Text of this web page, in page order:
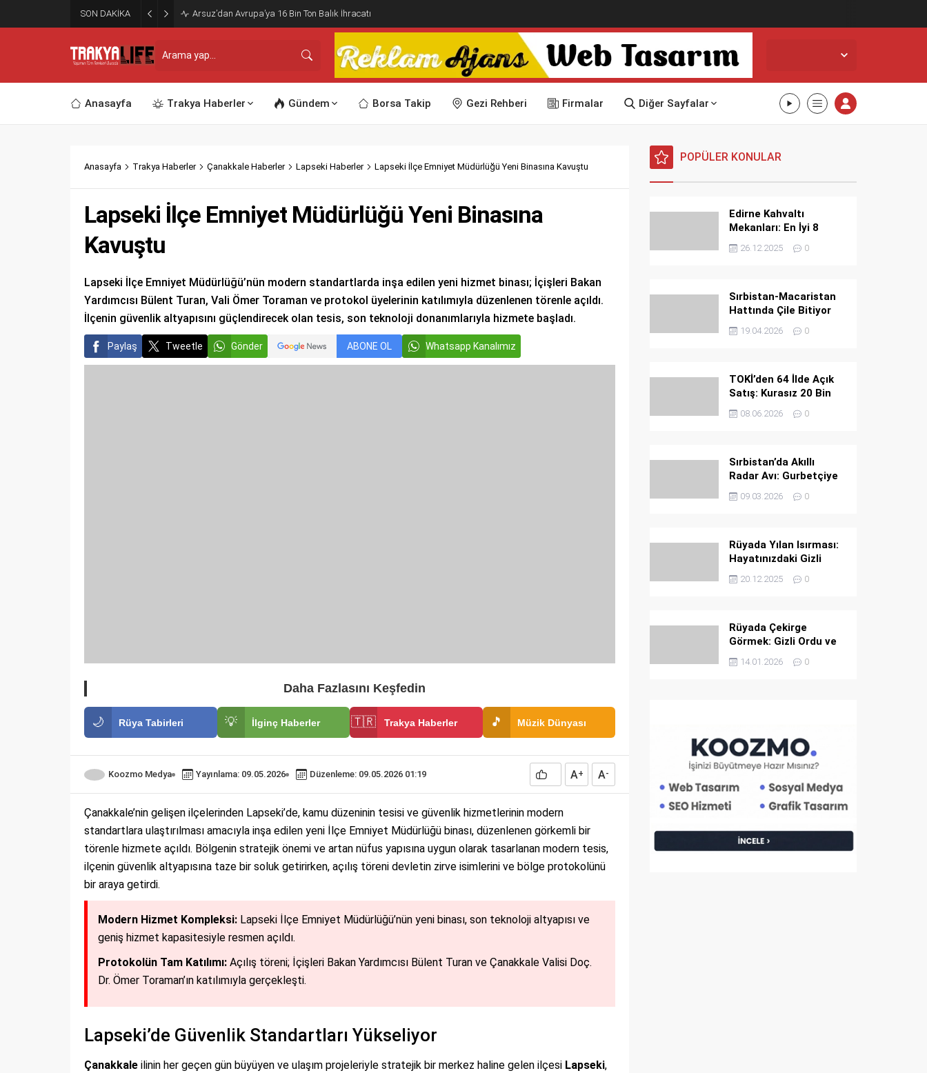
SON DAKİKA Arsuz’dan Avrupa’ya 16 Bin Ton Balık İhracatı
Anasayfa Trakya Haberler Gündem Borsa Takip Gezi Rehberi Firmalar Diğer Sayfalar
Anasayfa Trakya Haberler Çanakkale Haberler Lapseki Haberler Lapseki İlçe Emniyet Müdürlüğü Yeni Binasına Kavuştu
Lapseki İlçe Emniyet Müdürlüğü Yeni Binasına
Kavuştu
Lapseki İlçe Emniyet Müdürlüğü’nün modern standartlarda inşa edilen yeni hizmet binası; İçişleri Bakan
Yardımcısı Bülent Turan, Vali Ömer Toraman ve protokol üyelerinin katılımıyla düzenlenen törenle açıldı.
İlçenin güvenlik altyapısını güçlendirecek olan tesis, son teknoloji donanımlarıyla hizmete başladı.
Paylaş Tweetle Gönder ABONE OL Whatsapp Kanalımız
Daha Fazlasını Keşfedin
🌙 Rüya Tabirleri 💡 İlginç Haberler 🇹🇷 Trakya Haberler 🎵 Müzik Dünyası
Koozmo Medya Yayınlama: 09.05.2026 Düzenleme: 09.05.2026 01:19 A+ A-
Çanakkale’nin gelişen ilçelerinden Lapseki’de, kamu düzeninin tesisi ve güvenlik hizmetlerinin modern
standartlara ulaştırılması amacıyla inşa edilen yeni İlçe Emniyet Müdürlüğü binası, düzenlenen görkemli bir
törenle hizmete açıldı. Bölgenin stratejik önemi ve artan nüfus yapısına uygun olarak tasarlanan modern tesis,
ilçenin güvenlik altyapısına taze bir soluk getirirken, açılış töreni devletin zirve isimlerini ve bölge protokolünü
bir araya getirdi.
Modern Hizmet Kompleksi: Lapseki İlçe Emniyet Müdürlüğü’nün yeni binası, son teknoloji altyapısı ve
geniş hizmet kapasitesiyle resmen açıldı.
Protokolün Tam Katılımı: Açılış töreni; İçişleri Bakan Yardımcısı Bülent Turan ve Çanakkale Valisi Doç.
Dr. Ömer Toraman’ın katılımıyla gerçekleşti.
Lapseki’de Güvenlik Standartları Yükseliyor
Çanakkale ilinin her geçen gün büyüyen ve ulaşım projeleriyle stratejik bir merkez haline gelen ilçesi Lapseki,
POPÜLER KONULAR
Edirne Kahvaltı
Mekanları: En İyi 8
Mekan
26.12.2025 0
Sırbistan-Macaristan
Hattında Çile Bitiyor
19.04.2026 0
TOKİ’den 64 İlde Açık
Satış: Kurasız 20 Bin
Konut Fırsatı
08.06.2026 0
Sırbistan’da Akıllı
Radar Avı: Gurbetçiye
Ağır Ceza
09.03.2026 0
Rüyada Yılan Isırması:
Hayatınızdaki Gizli
Tehlikeler ve Büyük
Uyarılar
20.12.2025 0
Rüyada Çekirge
Görmek: Gizli Ordu ve
İlahi İkaz
14.01.2026 0